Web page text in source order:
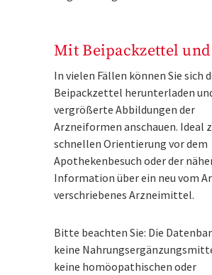
Mit Beipackzettel und
In vielen Fällen können Sie sich
Beipackzettel herunterladen
vergrößerte Abbildungen der
Arzneiformen anschauen. Ideal
schnellen Orientierung vor dem
Apothekenbesuch oder der
Information über ein neu vom
verschriebenes Arzneimittel.
Bitte beachten Sie: Die
keine
keine homöopathischen oder